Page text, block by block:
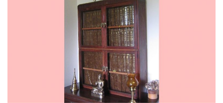
coletânea